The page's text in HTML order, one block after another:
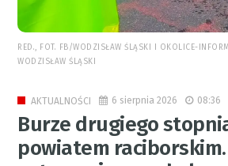
RED., FOT. FB/WODZISŁAW ŚLĄSKI I OKOLICE-
WODZISŁAW ŚLĄSKI
AKTUALNOŚCI 6 sierpnia 2026 08:36
Burze drugiego
powiatem